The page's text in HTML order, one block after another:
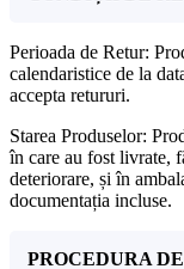
Perioada de Retur:
calendaristice de la
accepta retururi.
Starea Produselor:
în care au fost livrate,
deteriorare, și în
documentația incluse.
PROCEDURA